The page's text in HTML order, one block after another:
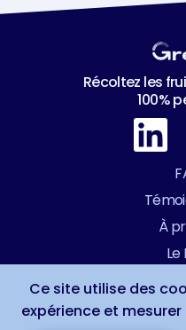
Récoltez les
100%
À
Le
Nous
Ce site utilise des
expérience et